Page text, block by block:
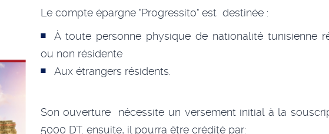
Le compte épargne "Progressito" est destinée :
À toute personne physique de nationalité tunisienne
ou non résidente
Aux étrangers résidents.
Son ouverture nécessite un versement initial à la
5000 DT. ensuite, il pourra être crédité par: